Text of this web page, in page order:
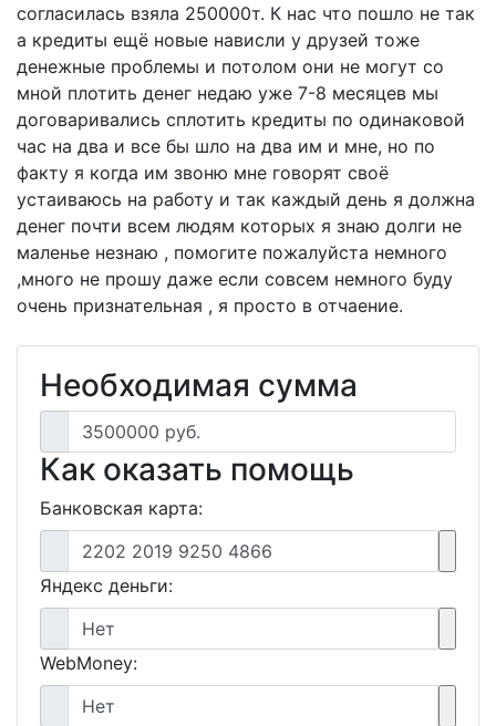
согласилась взяла 250000т. К нас что пошло не так
а кредиты ещё новые нависли у друзей тоже
денежные проблемы и потолом они не могут со
мной плотить денег недаю уже 7-8 месяцев мы
договаривались сплотить кредиты по одинаковой
час на два и все бы шло на два им и мне, но по
факту я когда им звоню мне говорят своё
устаиваюсь на работу и так каждый день я должна
денег почти всем людям которых я знаю долги не
маленье незнаю , помогите пожалуйста немного
,много не прошу даже если совсем немного буду
очень признательная , я просто в отчаение.
Необходимая сумма
3500000 руб.
Как оказать помощь
Банковская карта:
2202 2019 9250 4866
Яндекс деньги:
Нет
WebMoney:
Нет